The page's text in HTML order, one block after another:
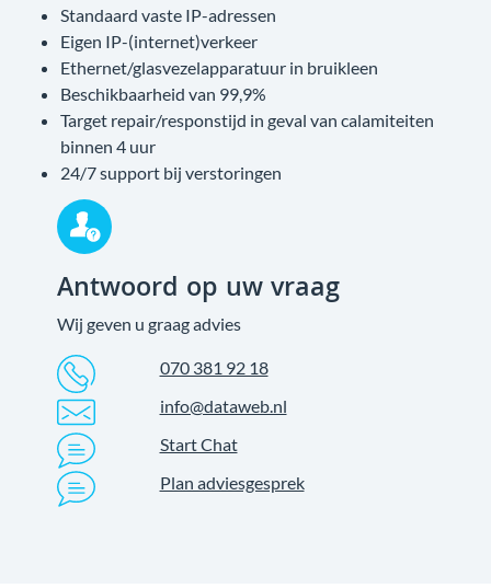
Standaard vaste IP-adressen
Eigen IP-(internet)verkeer
Ethernet/glasvezelapparatuur in bruikleen
Beschikbaarheid van 99,9%
Target repair/responstijd in geval van calamiteiten
binnen 4 uur
24/7 support bij verstoringen
Antwoord op uw vraag
Wij geven u graag advies
070 381 92 18
info@dataweb.nl
Start Chat
Plan adviesgesprek